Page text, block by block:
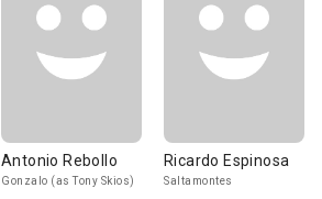
Antonio Rebollo
Gonzalo (as Tony Skios)
Ricardo Espinosa
Saltamontes